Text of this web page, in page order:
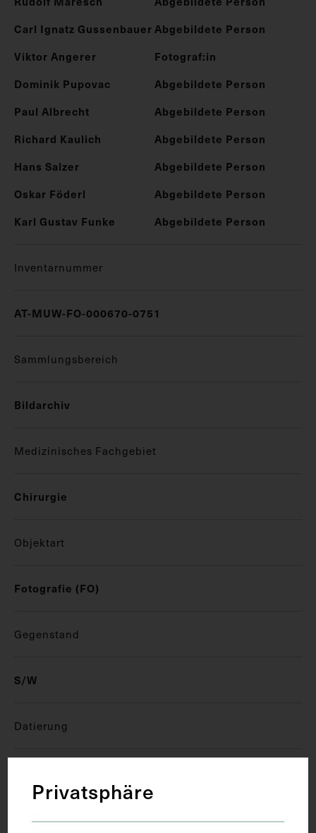
Carl Ignatz Gussenbauer Abgebildete Person
Viktor Angerer
Fotograf:in
Dominik Pupovac
Abgebildete Person
Paul Albrecht
Abgebildete Person
Richard Kaulich
Abgebildete Person
Hans Salzer
Abgebildete Person
Oskar Föderl
Abgebildete Person
Karl Gustav Funke
Abgebildete Person
Inventarnummer
AT-MUW-FO-000670-0751
Sammlungsbereich
Bildarchiv
Medizinisches Fachgebiet
Chirurgie
Objektart
Fotografie (FO)
Gegenstand
S/W
Datierung
Privatsphäre